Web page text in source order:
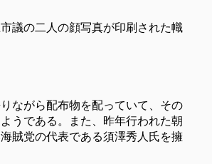
議の二人の顔写真が印刷された幟
ながら配布物を配っていて、その
うである。また、昨年行われた朝
賊党の代表である須澤秀人氏を擁